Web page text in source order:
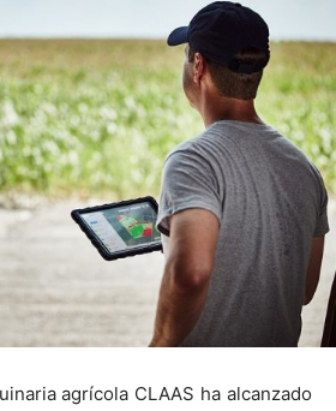
agrícola CLAAS ha alcanzado